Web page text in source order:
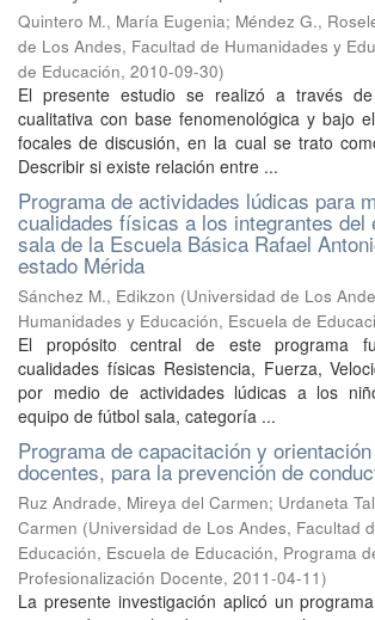
Quintero M., María Eugenia; Méndez G.,
de Los Andes, Facultad de Humanidades y
de Educación, 2010-09-30)
El presente estudio se realizó a través
cualitativa con base fenomenológica y bajo
focales de discusión, en la cual se trato
Describir si existe relación entre ...
Programa de actividades lúdicas para
cualidades físicas a los integrantes del
sala de la Escuela Básica Rafael
estado Mérida
Sánchez M., Edikzon (Universidad de Los
Humanidades y Educación, Escuela de
El propósito central de este programa
cualidades físicas Resistencia, Fuerza,
por medio de actividades lúdicas a los
equipo de fútbol sala, categoría ...
Programa de capacitación y
docentes, para la prevención de
Ruz Andrade, Mireya del Carmen; Urdaneta
Carmen (Universidad de Los Andes, Facultad
Educación, Escuela de Educación, Programa
Profesionalización Docente, 2011-04-11)
La presente investigación aplicó un